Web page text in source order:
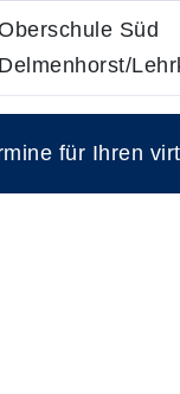
Süd
Delmenhorst/
für Ihren